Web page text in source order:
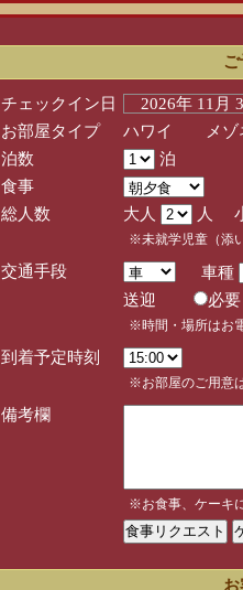
チェックイン日
2026年 11
お部屋タイプ
ハワイ メゾネ
泊数
泊
食事
総人数
大人 人
※未就学児童（添
交通手段
車種
送迎
※時間・場所はお
到着予定時刻
※お部屋のご用意
備考欄
※お食事、ケーキ